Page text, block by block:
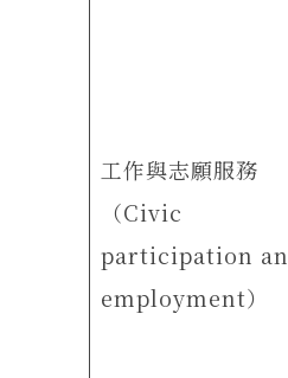
工作與志願服務
（Civic
participation
employment）